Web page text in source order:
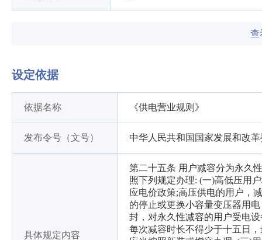
查
设定依据
依据名称 《供电营业规则》
发布令号（文号） 中华人民共和国国家发展和改
具体规定内容
第二十五条 用户减容分为永久
照下列规定办理: (一)高低压用
应电价政策;高压供电的用户，
的停止或更换小容量变压器用
封，对永久性减容的用户受电
每次减容时长不得少于十五日